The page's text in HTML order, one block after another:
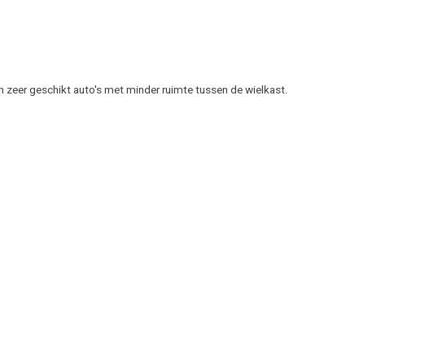
zeer geschikt auto's met minder ruimte tussen de wielkast.